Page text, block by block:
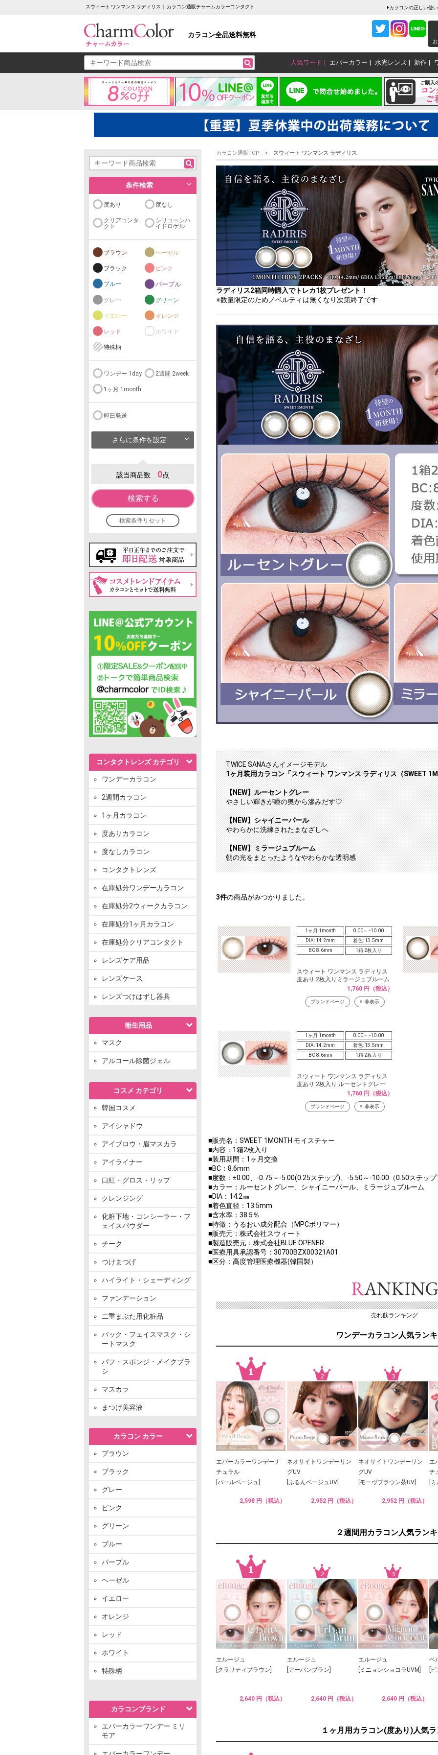
スウィート ワンマンス ラディリス｜ カラコン通販チャームカラーコンタクト カラコンの正しい使
カラコン全品送料無料
人気ワード エバーカラー 水光レンズ 新作
条件検索
度あり 度なし
クリアコンタ
クト
シリコーンハ
イドロゲル
ブラウン ヘーゼル
ブラック ピンク
ブルー パープル
グレー グリーン
イエロー オレンジ
レッド ホワイト
特殊柄
ワンデー 1day 2週間 2week
1ヶ月 1month
即日発送
さらに条件を設定
該当商品数 0点
検索する
検索条件リセット
コンタクトレンズ カテゴリ
ワンデーカラコン
2週間カラコン
1ヶ月カラコン
度ありカラコン
度なしカラコン
コンタクトレンズ
在庫処分ワンデーカラコン
在庫処分2ウィークカラコン
在庫処分1ヶ月カラコン
在庫処分クリアコンタクト
レンズケア用品
レンズケース
レンズつけはずし器具
衛生用品
マスク
アルコール除菌ジェル
コスメ カテゴリ
韓国コスメ
アイシャドウ
アイブロウ・眉マスカラ
アイライナー
口紅・グロス・リップ
クレンジング
化粧下地・コンシーラー・フ
ェイスパウダー
チーク
つけまつげ
ハイライト・シェーディング
ファンデーション
二重まぶた用化粧品
パック・フェイスマスク・シ
ートマスク
パフ・スポンジ・メイクブラ
シ
マスカラ
まつげ美容液
カラコン カラー
ブラウン
ブラック
グレー
ピンク
グリーン
ブルー
パープル
ヘーゼル
イエロー
オレンジ
レッド
ホワイト
特殊柄
カラコンブランド
エバーカラーワンデー ミリ
モア
エバーカラーワンデー
カラコン通販TOP スウィート ワンマンス ラディリス
ラディリス2箱同時購入でトレカ1枚プレゼント！
※数量限定のためノベルティは無くなり次第終了です
TWICE SANAさんイメージモデル
1ヶ月装用カラコン「スウィート ワンマンス ラディリス（SWEET
【NEW】ルーセントグレー
やさしい輝きが瞳の奥から滲みだす♡
【NEW】シャイニーパール
やわらかに洗練されたまなざしへ
【NEW】ミラージュブルーム
朝の光をまとったようなやわらかな透明感
3件の商品がみつかりました。
1ヶ月 1month
0.00～ -10.00
DIA: 14.2mm
着色: 13.5mm
BC 8.6mm
1箱 2枚入り
スウィート ワンマンス ラディリス
度あり 2枚入りミラージュブルーム
1,760 円（税込）
ブランドページ 非表示
1ヶ月 1month
0.00～ -10.00
DIA: 14.2mm
着色: 13.5mm
BC 8.6mm
1箱 2枚入り
スウィート ワンマンス ラディリス
度あり 2枚入り ルーセントグレー
1,760 円（税込）
ブランドページ 非表示
■販売名：SWEET 1MONTH モイスチャー
■内容：1箱2枚入り
■装用期間：1ヶ月交換
■BC：8.6mm
■度数：±0.00、-0.75～-5.00(0.25ステップ)、-5.50～‐10.00（0.50ステップ
■カラー：ルーセントグレー、シャイニーパール、ミラージュブルーム
■DIA：14.2㎜
■着色直径：13.5mm
■含水率：38.5％
■特徴：うるおい成分配合（MPCポリマー）
■販売元：株式会社スウィート
■製造販売元：株式会社BLUE OPENER
■医療用具承認番号：30700BZX00321A01
■区分：高度管理医療機器(韓国製）
売れ筋ランキング
ワンデーカラコン人気ラン
エバーカラーワンデーナ
チュラル
[パールベージュ]
2,598 円（税込）
ネオサイトワンデーリン
グUV
[ぷるんベージュUV]
2,952 円（税込）
ネオサイトワンデーリン
グUV
[モーヴブラウン茶UV]
2,952 円（税込）
エ
チ
[
２週間用カラコン人気ラン
エルージュ
[クラリティブラウン]
2,640 円（税込）
エルージュ
[アーバンブラン]
2,640 円（税込）
エルージュ
[ミニョンショコラUVM]
2,640 円（税込）
ベ
[
１ヶ月用カラコン(度あり)人気